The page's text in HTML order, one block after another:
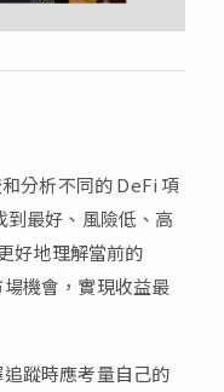
分析不同的 DeFi 項
到最好、風險低、高
好地理解當前的
機會，實現收益最
蹤時應考量自己的